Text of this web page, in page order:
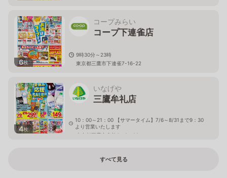
6枚
コープみらい
コープ下連雀店
9時30分～23時
東京都三鷹市下連雀7-16-22
4枚
いなげや
三鷹牟礼店
10：00～21：00 【サマータイム】7/6～8/31まで9：30
より営業いたします
東京都三鷹市牟礼6－2－20
すべて見る